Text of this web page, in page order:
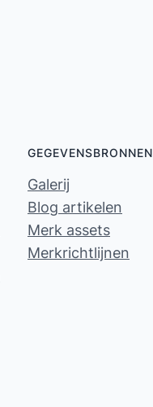
GEGEVENSBRONNEN
Galerij
Blog artikelen
Merk assets
Merkrichtlijnen